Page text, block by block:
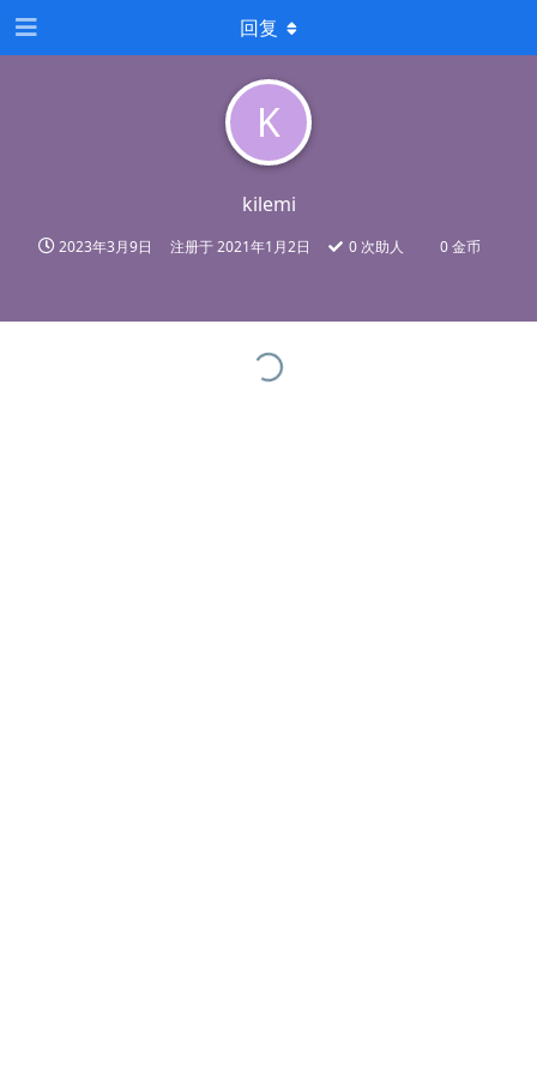
K
kilemi
2023年3月9日 注册于2021年1月2日 0 次助人 0 金币
回复